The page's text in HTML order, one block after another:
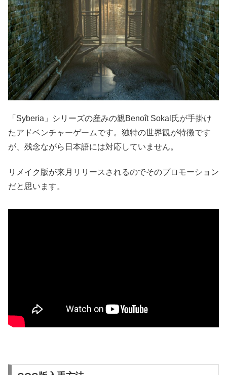
「Syberia」シリーズの産みの親Benoît Sokal氏が手掛け
たアドベンチャーゲームです。 独特の世界観が特徴です
が、残念ながら日本語には対応していません。
リメイク版が来月リリースされるのでそのプロモーション
だと思います。